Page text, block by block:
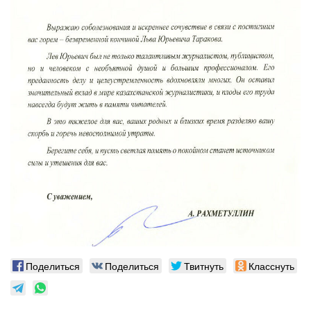
Поделиться Поделиться Твитнуть Класснуть